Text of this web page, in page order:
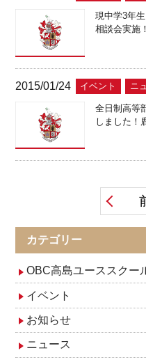
現中学3年
相談会実施！
2015/01/24 イベント ニ
全日制高等
しました！
稿
ナ
ビ
ゲ
カテゴリー
OBC高島ユーススクー
イベント
お知らせ
ニュース